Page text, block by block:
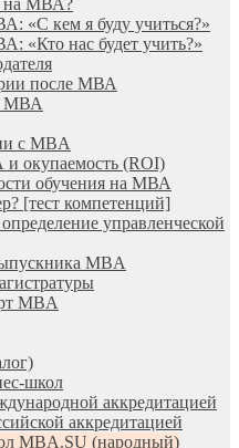
«С кем я буду учиться?»
«Кто нас будет учить?»
после МВА
МВА
с MBA
окупаемость (ROI)
обучения на МВА
[тест компетенций]
управленческой
MBA
MBA
школ
аккредитацией
аккредитацией
MBA.SU (народный)